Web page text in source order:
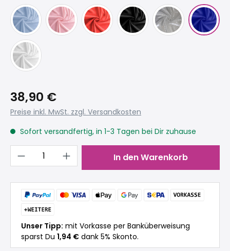
38,90 €
Preise inkl. MwSt. zzgl. Versandkosten
Sofort versandfertig, in 1-3 Tagen bei Dir zuhause
Produkt Anzahl: Gib den
In den Warenkorb
Unser Tipp: mit Vorkasse per Banküberweisung
sparst Du 1,94 € dank 5% Skonto.